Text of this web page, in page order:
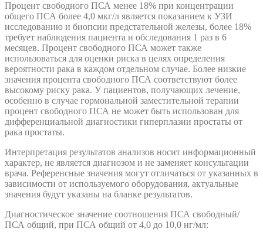
Процент свободного ПСА менее 18% при концентрации
общего ПСА более 4,0 мкг/л является показанием к УЗИ
исследованию и биопсии предстательной железы, более 18%
требует наблюдения пациента и обследования 1 раз в 6
месяцев. Процент свободного ПСА может также
использоваться для оценки риска в целях определения
вероятности рака в каждом отдельном случае. Более низкие
значения процента свободного ПСА соответствуют более
высокому риску рака. У пациентов, получающих лечение,
особенно в случае гормональной заместительной терапии
процент свободного ПСА не может быть использован для
дифференциальной диагностики гиперплазии простаты от
рака простаты.
Интерпретация результатов анализов носит информационный
характер, не является диагнозом и не заменяет консультации
врача. Референсные значения могут отличаться от указанных в
зависимости от используемого оборудования, актуальные
значения будут указаны на бланке результатов.
Диагностическое значение соотношения ПСА свободный/
ПСА общий, при ПСА общий от 4,0 до 10,0 нг/мл: